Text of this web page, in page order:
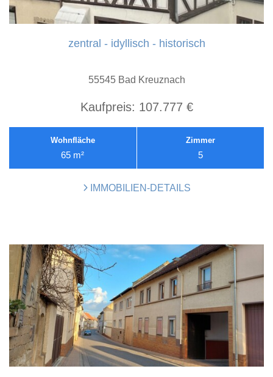
zentral - idyllisch - historisch
55545 Bad Kreuznach
Kaufpreis: 107.777 €
Wohnfläche
65 m²
Zimmer
5
IMMOBILIEN-DETAILS